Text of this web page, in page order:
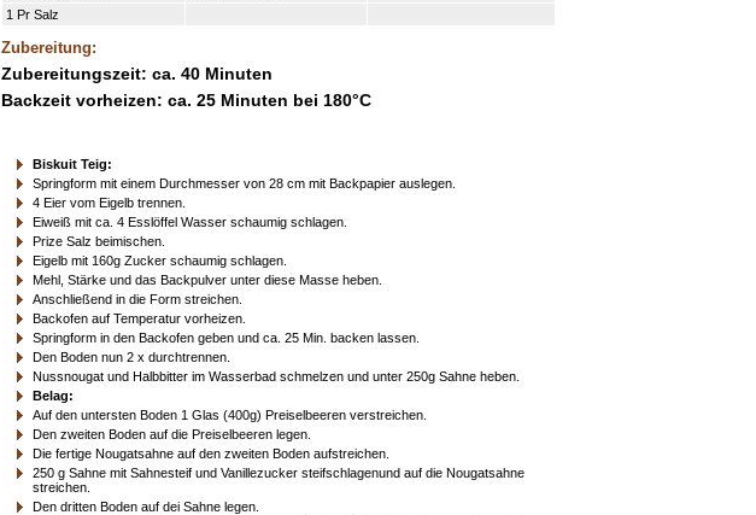
1 Pr Salz
Zubereitung:
Zubereitungszeit: ca. 40 Minuten
Backzeit vorheizen: ca. 25 Minuten bei 180°C
Biskuit Teig:
Springform mit einem Durchmesser von 28 cm mit Backpapier auslegen.
4 Eier vom Eigelb trennen.
Eiweiß mit ca. 4 Esslöffel Wasser schaumig schlagen.
Prize Salz beimischen.
Eigelb mit 160g Zucker schaumig schlagen.
Mehl, Stärke und das Backpulver unter diese Masse heben.
Anschließend in die Form streichen.
Backofen auf Temperatur vorheizen.
Springform in den Backofen geben und ca. 25 Min. backen lassen.
Den Boden nun 2 x durchtrennen.
Nussnougat und Halbbitter im Wasserbad schmelzen und unter 250g Sahne heben.
Belag:
Auf den untersten Boden 1 Glas (400g) Preiselbeeren verstreichen.
Den zweiten Boden auf die Preiselbeeren legen.
Die fertige Nougatsahne auf den zweiten Boden aufstreichen.
250 g Sahne mit Sahnesteif und Vanillezucker steifschlagenund auf die Nougatsahne
streichen.
Den dritten Boden auf dei Sahne legen.